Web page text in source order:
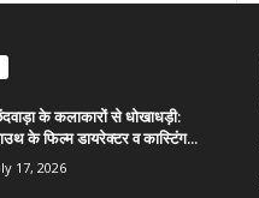
के कलाकारों से धोखाधड़ी:
के फिल्म डायरेक्टर व कास्टिंग...
17, 2026